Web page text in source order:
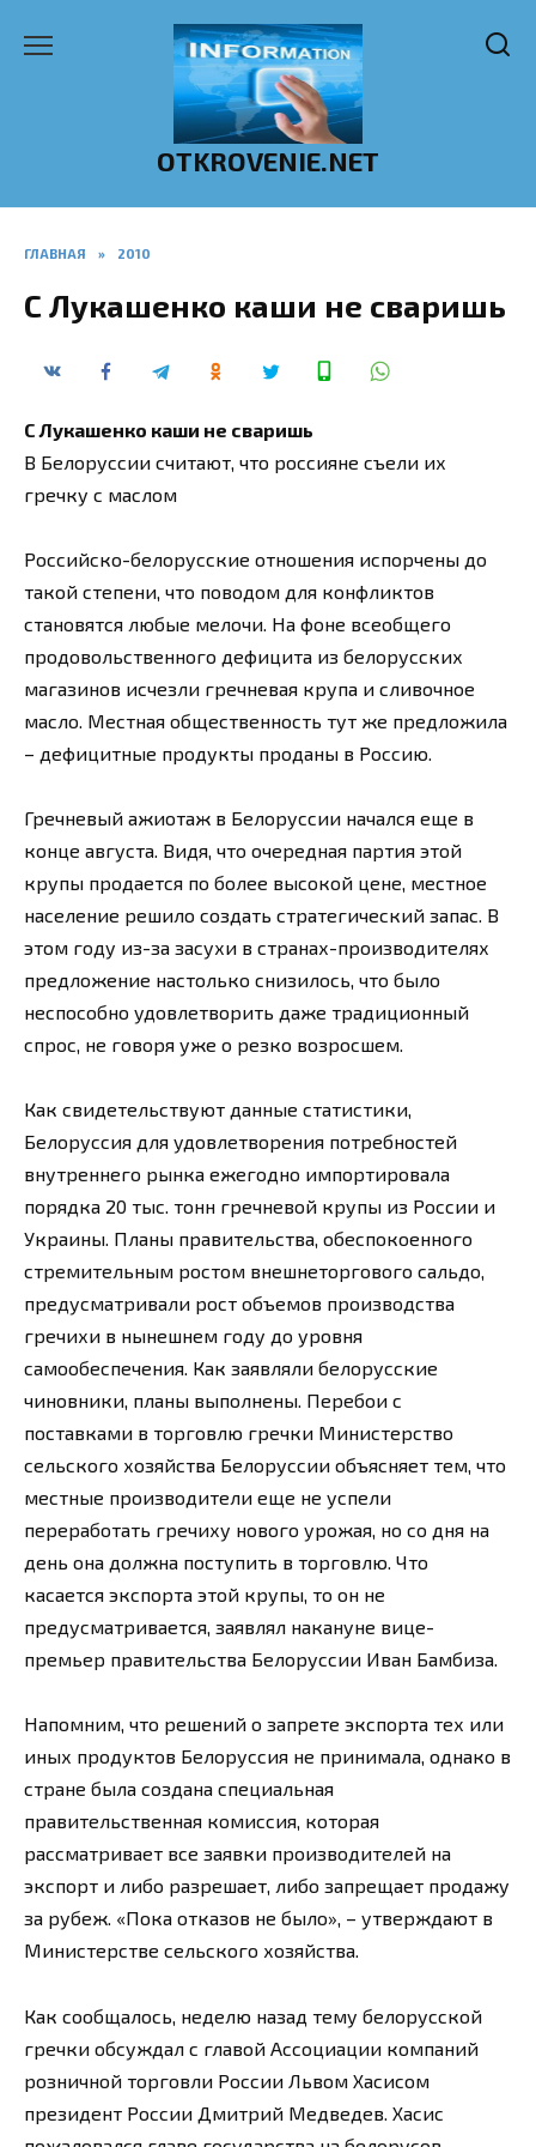
OTKROVENIE.NET
ГЛАВНАЯ » 2010
С Лукашенко каши не сваришь
С Лукашенко каши не сваришь
В Белоруссии считают, что россияне съели их
гречку с маслом
Российско-белорусские отношения испорчены до
такой степени, что поводом для конфликтов
становятся любые мелочи. На фоне всеобщего
продовольственного дефицита из белорусских
магазинов исчезли гречневая крупа и сливочное
масло. Местная общественность тут же предложила
– дефицитные продукты проданы в Россию.
Гречневый ажиотаж в Белоруссии начался еще в
конце августа. Видя, что очередная партия этой
крупы продается по более высокой цене, местное
население решило создать стратегический запас. В
этом году из-за засухи в странах-производителях
предложение настолько снизилось, что было
неспособно удовлетворить даже традиционный
спрос, не говоря уже о резко возросшем.
Как свидетельствуют данные статистики,
Белоруссия для удовлетворения потребностей
внутреннего рынка ежегодно импортировала
порядка 20 тыс. тонн гречневой крупы из России и
Украины. Планы правительства, обеспокоенного
стремительным ростом внешнеторгового сальдо,
предусматривали рост объемов производства
гречихи в нынешнем году до уровня
самообеспечения. Как заявляли белорусские
чиновники, планы выполнены. Перебои с
поставками в торговлю гречки Министерство
сельского хозяйства Белоруссии объясняет тем, что
местные производители еще не успели
переработать гречиху нового урожая, но со дня на
день она должна поступить в торговлю. Что
касается экспорта этой крупы, то он не
предусматривается, заявлял накануне вице-
премьер правительства Белоруссии Иван Бамбиза.
Напомним, что решений о запрете экспорта тех или
иных продуктов Белоруссия не принимала, однако в
стране была создана специальная
правительственная комиссия, которая
рассматривает все заявки производителей на
экспорт и либо разрешает, либо запрещает продажу
за рубеж. «Пока отказов не было», – утверждают в
Министерстве сельского хозяйства.
Как сообщалось, неделю назад тему белорусской
гречки обсуждал с главой Ассоциации компаний
розничной торговли России Львом Хасисом
президент России Дмитрий Медведев. Хасис